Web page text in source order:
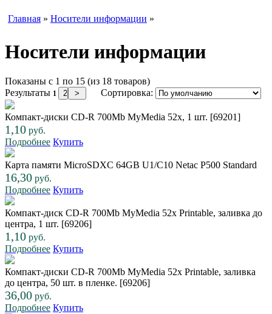
Главная » Носители информации »
Носители информации
Показаны с 1 по 15 (из 18 товаров)
Результаты 1 Сортировка:
Компакт-диски CD-R 700Mb MyMedia 52x, 1 шт. [69201]
1,10 руб.
Подробнее Купить
Карта памяти MicroSDXC 64GB U1/C10 Netac P500 Standard
16,30 руб.
Подробнее Купить
Компакт-диск CD-R 700Mb MyMedia 52x Printable, заливка до
центра, 1 шт. [69206]
1,10 руб.
Подробнее Купить
Компакт-диски CD-R 700Mb MyMedia 52x Printable, заливка
до центра, 50 шт. в пленке. [69206]
36,00 руб.
Подробнее Купить